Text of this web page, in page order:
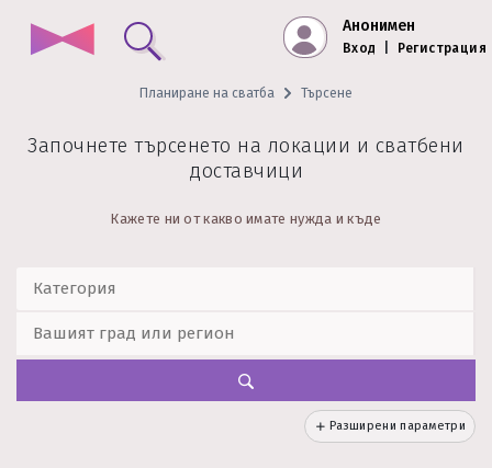
Анонимен
Вход Регистрация
Планиране на сватба Търсене
Започнете търсенето на локации и сватбени
доставчици
Кажете ни от какво имате нужда и къде
Разширени параметри